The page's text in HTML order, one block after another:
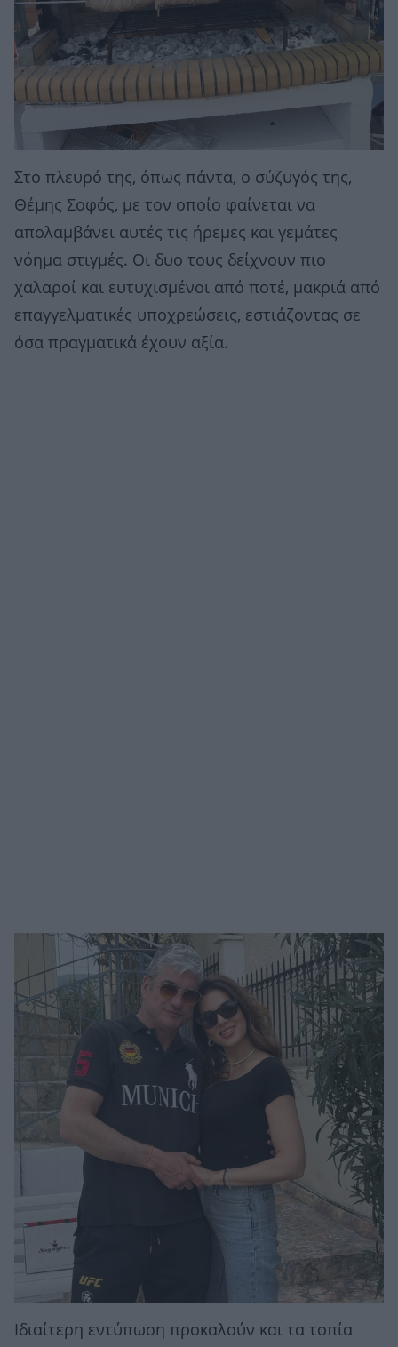
Στο πλευρό της, όπως πάντα, ο σύζυγός της,
Θέμης Σοφός, με τον οποίο φαίνεται να
απολαμβάνει αυτές τις ήρεμες και γεμάτες
νόημα στιγμές. Οι δυο τους δείχνουν πιο
χαλαροί και ευτυχισμένοι από ποτέ, μακριά από
επαγγελματικές υποχρεώσεις, εστιάζοντας σε
όσα πραγματικά έχουν αξία.
Ιδιαίτερη εντύπωση προκαλούν και τα τοπία